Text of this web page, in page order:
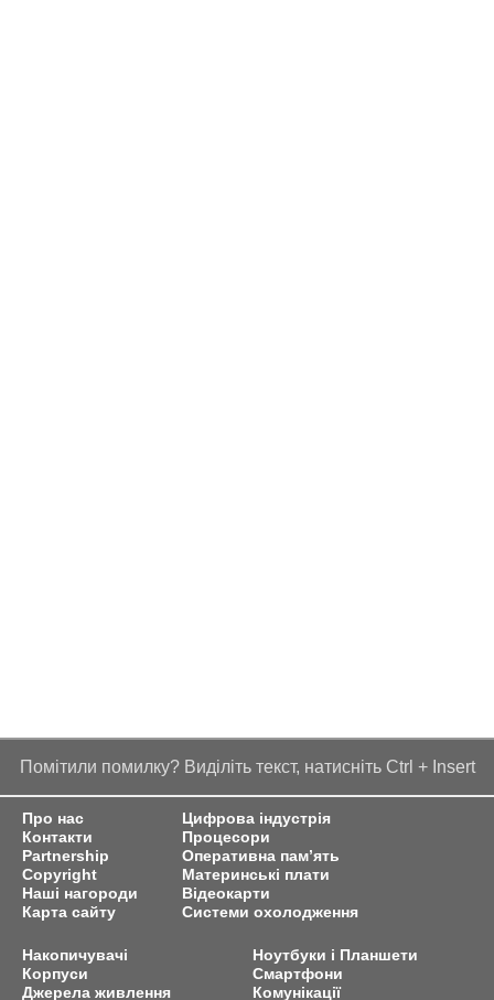
Помітили помилку? Виділіть текст, натисніть Ctrl + Insert
Про нас
Контакти
Partnership
Copyright
Наші нагороди
Карта сайту
Цифрова індустрія
Процесори
Оперативна пам’ять
Материнські плати
Відеокарти
Системи охолодження
Накопичувачі
Корпуси
Джерела живлення
Ноутбуки і Планшети
Смартфони
Комунікації